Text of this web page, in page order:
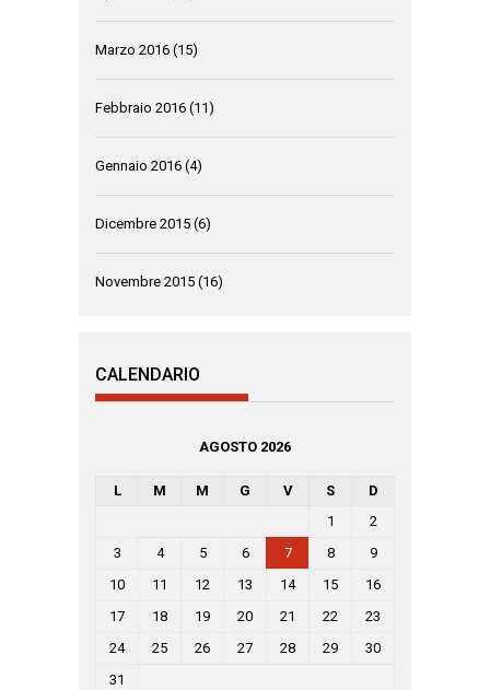
Marzo 2016 (15)
Febbraio 2016 (11)
Gennaio 2016 (4)
Dicembre 2015 (6)
Novembre 2015 (16)
CALENDARIO
AGOSTO 2026
L M M G V S
D
1
2
3
4 5 6 7 8
9
10
11 12 13 14 15
16
17
18 19 20 21 22
23
24
25 26 27 28 29
30
31